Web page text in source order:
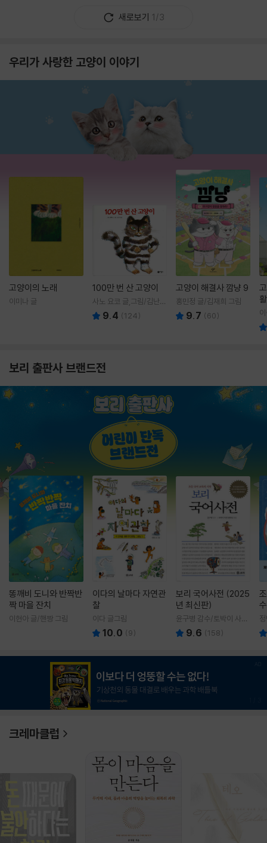
새로보기 1/3
우리가 사랑한 고양이 이야기
고양이의 노래
이미나 글
100만 번 산 고양이
사노 요코 글,그림/김난주
역 9.4 (124)
고양이 해결사 깜냥 9
홍민정 글/김재희 그림
9.7 (60)
보리 출판사 브랜드전
똥깨비 도니와 반짝반
짝 마을 잔치
이현아 글/핸짱 그림
이다의 날마다 자연관
찰
이다 글그림
10.0 (9)
보리 국어사전 (2025
년 최신판)
윤구병 감수/토박이 사전
편찬실 편
9.6 (158)
크레마클럽